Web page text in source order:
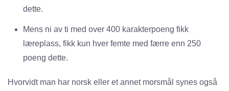
dette.
Mens ni av ti med over 400 karakterpoeng fikk
læreplass, fikk kun hver femte med færre enn 250
poeng dette.
Hvorvidt man har norsk eller et annet morsmål synes også